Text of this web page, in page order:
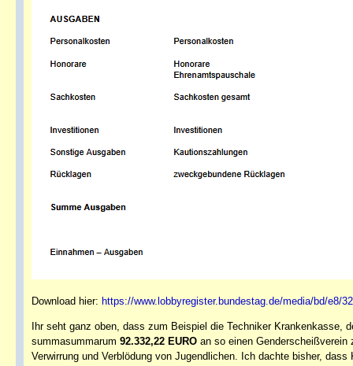
Download hier: https://www.lobbyregister.bundestag.de/media/bd/e8/
Ihr seht ganz oben, dass zum Beispiel die Techniker Krankenkasse,
summasummarum 92.332,22 EURO an so einen
Verwirrung und Verblödung von Jugendlichen. Ich dachte bisher,